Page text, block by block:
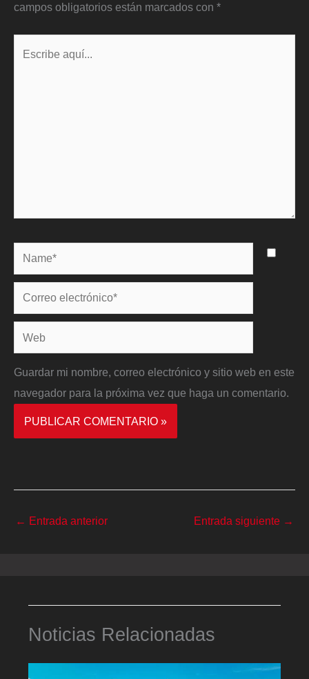
campos obligatorios están marcados con *
Name*
Correo
electrónico*
Web
Guardar mi nombre, correo electrónico y sitio web en este
navegador para la próxima vez que haga un comentario.
← Entrada anterior Entrada siguiente →
Noticias Relacionadas